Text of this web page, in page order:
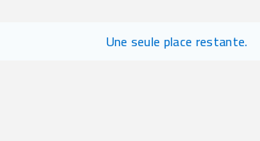
Une seule place restante.